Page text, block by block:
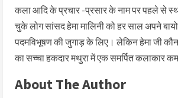
कला आदि के प्रचार -प्रसार के नाम पर पहले से
चुके लोग सांसद हेमा मालिनी को हर साल अपने
पदमविभूषण की जुगाड़ के लिए। लेकिन हेमा जी
का सच्चा हकदार मथुरा में एक समर्पित कलाकार
About The Author